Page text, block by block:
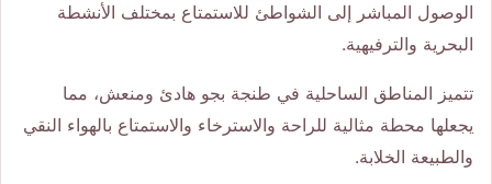
الوصول المباشر إلى الشواطئ للاستمتاع بمختلف الأنشطة
البحرية والترفيهية.
تتميز المناطق الساحلية في طنجة بجو هادئ ومنعش، مما
يجعلها محطة مثالية للراحة والاسترخاء والاستمتاع بالهواء النقي
والطبيعة الخلابة.